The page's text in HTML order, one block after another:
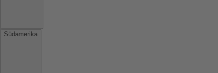
Südamerika